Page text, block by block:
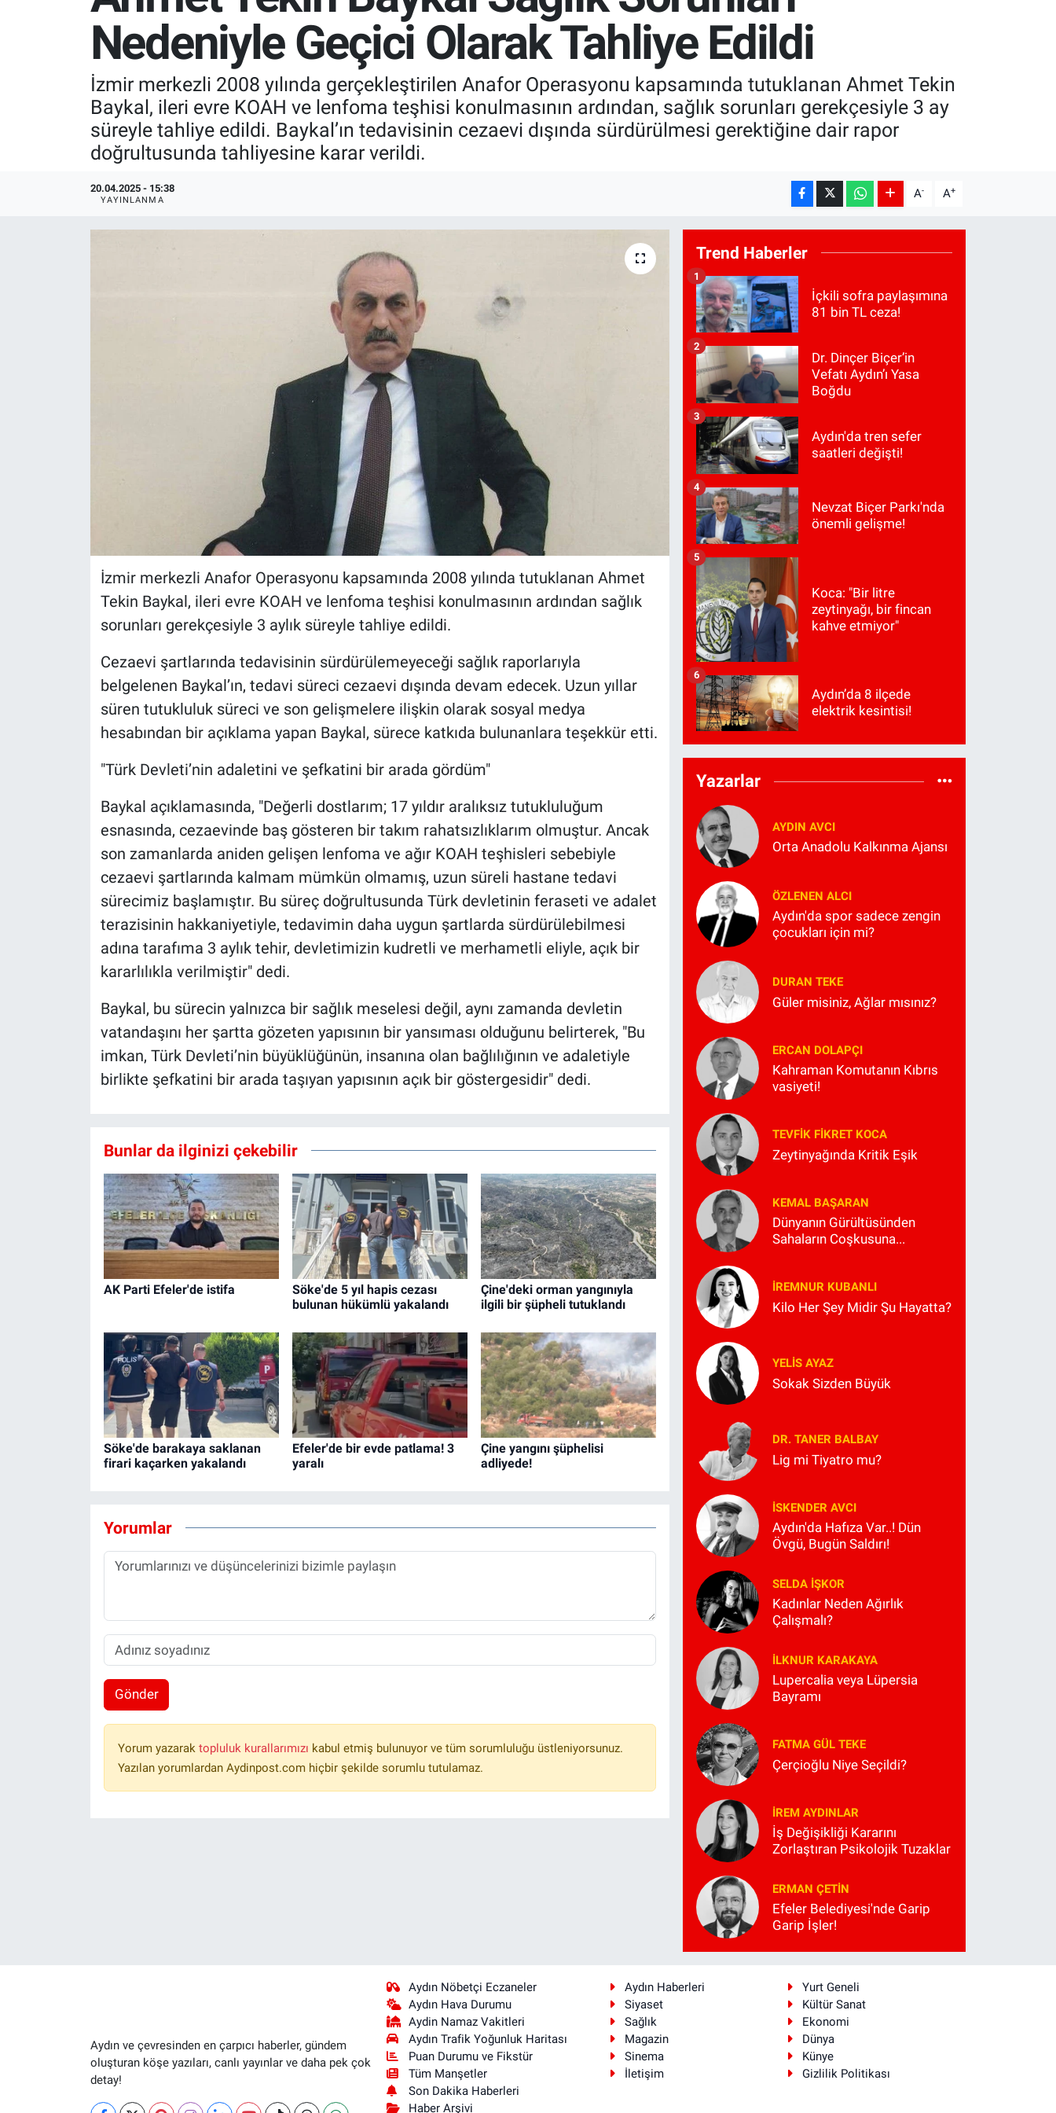
Nedeniyle Geçici Olarak Tahliye Edildi
İzmir merkezli 2008 yılında gerçekleştirilen Anafor Operasyonu kapsamında tutuklanan Ahmet Tekin
Baykal, ileri evre KOAH ve lenfoma teşhisi konulmasının ardından, sağlık sorunları gerekçesiyle 3 ay
süreyle tahliye edildi. Baykal’ın tedavisinin cezaevi dışında sürdürülmesi gerektiğine dair rapor
doğrultusunda tahliyesine karar verildi.
20.04.2025 - 15:38
YAYINLANMA A- A+
İzmir merkezli Anafor Operasyonu kapsamında 2008 yılında tutuklanan Ahmet
Tekin Baykal, ileri evre KOAH ve lenfoma teşhisi konulmasının ardından sağlık
sorunları gerekçesiyle 3 aylık süreyle tahliye edildi.
Cezaevi şartlarında tedavisinin sürdürülemeyeceği sağlık raporlarıyla
belgelenen Baykal’ın, tedavi süreci cezaevi dışında devam edecek. Uzun yıllar
süren tutukluluk süreci ve son gelişmelere ilişkin olarak sosyal medya
hesabından bir açıklama yapan Baykal, sürece katkıda bulunanlara teşekkür etti.
"Türk Devleti’nin adaletini ve şefkatini bir arada gördüm"
Baykal açıklamasında, "Değerli dostlarım; 17 yıldır aralıksız tutukluluğum
esnasında, cezaevinde baş gösteren bir takım rahatsızlıklarım olmuştur. Ancak
son zamanlarda aniden gelişen lenfoma ve ağır KOAH teşhisleri sebebiyle
cezaevi şartlarında kalmam mümkün olmamış, uzun süreli hastane tedavi
sürecimiz başlamıştır. Bu süreç doğrultusunda Türk devletinin feraseti ve adalet
terazisinin hakkaniyetiyle, tedavimin daha uygun şartlarda sürdürülebilmesi
adına tarafıma 3 aylık tehir, devletimizin kudretli ve merhametli eliyle, açık bir
kararlılıkla verilmiştir" dedi.
Baykal, bu sürecin yalnızca bir sağlık meselesi değil, aynı zamanda devletin
vatandaşını her şartta gözeten yapısının bir yansıması olduğunu belirterek, "Bu
imkan, Türk Devleti’nin büyüklüğünün, insanına olan bağlılığının ve adaletiyle
birlikte şefkatini bir arada taşıyan yapısının açık bir göstergesidir" dedi.
Bunlar da ilginizi çekebilir
AK Parti Efeler'de istifa
Söke'de 5 yıl hapis cezası
bulunan hükümlü yakalandı
Çine'deki orman yangınıyla
ilgili bir şüpheli tutuklandı
Söke'de barakaya saklanan
firari kaçarken yakalandı
Efeler'de bir evde patlama! 3
yaralı
Çine yangını şüphelisi
adliyede!
Yorumlar
Gönder
Yorum yazarak topluluk kurallarımızı kabul etmiş bulunuyor ve tüm sorumluluğu üstleniyorsunuz.
Yazılan yorumlardan Aydinpost.com hiçbir şekilde sorumlu tutulamaz.
Trend Haberler
İçkili sofra paylaşımına
81 bin TL ceza!
1
Dr. Dinçer Biçer’in
Vefatı Aydın’ı Yasa
Boğdu
2
Aydın'da tren sefer
saatleri değişti!
3
Nevzat Biçer Parkı'nda
önemli gelişme!
4
Koca: "Bir litre
zeytinyağı, bir fincan
kahve etmiyor"
5
Aydın’da 8 ilçede
elektrik kesintisi!
6
Yazarlar
AYDIN AVCI
Orta Anadolu Kalkınma Ajansı
ÖZLENEN ALCI
Aydın'da spor sadece zengin
çocukları için mi?
DURAN TEKE
Güler misiniz, Ağlar mısınız?
ERCAN DOLAPÇI
Kahraman Komutanın Kıbrıs
vasiyeti!
TEVFIK FIKRET KOCA
Zeytinyağında Kritik Eşik
KEMAL BAŞARAN
Dünyanın Gürültüsünden
Sahaların Coşkusuna...
İREMNUR KUBANLI
Kilo Her Şey Midir Şu Hayatta?
YELIS AYAZ
Sokak Sizden Büyük
DR. TANER BALBAY
Lig mi Tiyatro mu?
İSKENDER AVCI
Aydın'da Hafıza Var..! Dün
Övgü, Bugün Saldırı!
SELDA İŞKOR
Kadınlar Neden Ağırlık
Çalışmalı?
İLKNUR KARAKAYA
Lupercalia veya Lüpersia
Bayramı
FATMA GÜL TEKE
Çerçioğlu Niye Seçildi?
İREM AYDINLAR
İş Değişikliği Kararını
Zorlaştıran Psikolojik Tuzaklar
ERMAN ÇETIN
Efeler Belediyesi'nde Garip
Garip İşler!
Aydın ve çevresinden en çarpıcı haberler, gündem
oluşturan köşe yazıları, canlı yayınlar ve daha pek çok
detay!
Aydın Nöbetçi Eczaneler
Aydın Hava Durumu
Aydin Namaz Vakitleri
Aydın Trafik Yoğunluk Haritası
Puan Durumu ve Fikstür
Tüm Manşetler
Son Dakika Haberleri
Haber Arşivi
Aydın Haberleri
Yurt Geneli
Siyaset
Kültür Sanat
Sağlık
Ekonomi
Magazin
Dünya
Sinema
Künye
İletişim
Gizlilik Politikası